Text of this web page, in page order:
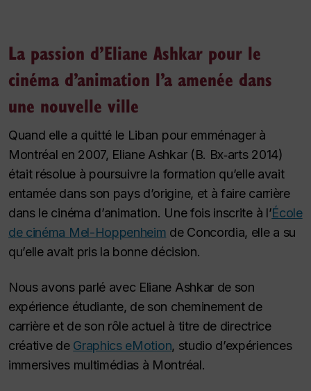
La passion d’Eliane Ashkar pour le
cinéma d’animation l’a amenée dans
une nouvelle ville
Quand elle a quitté le Liban pour emménager à
Montréal en 2007, Eliane Ashkar (B. Bx‑arts 2014)
était résolue à poursuivre la formation qu’elle avait
entamée dans son pays d’origine, et à faire carrière
dans le cinéma d’animation. Une fois inscrite à l’École
de cinéma Mel-Hoppenheim de Concordia, elle a su
qu’elle avait pris la bonne décision.
Nous avons parlé avec Eliane Ashkar de son
expérience étudiante, de son cheminement de
carrière et de son rôle actuel à titre de directrice
créative de Graphics eMotion, studio d’expériences
immersives multimédias à Montréal.